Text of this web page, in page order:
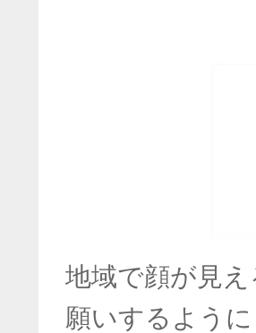
地域で顔が見
願いするよう